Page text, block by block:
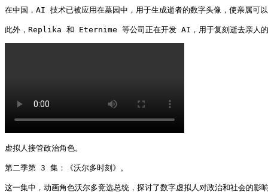
在中国，AI 技术已被应用在墓园中，用于生成逝者的数字头像，使亲属可
此外，Replika 和 Eternime 等公司正在开发 AI，用于复刻逝去亲人
虚拟人接管政治角色。
第二季第 3 集：《沃尔多时刻》。
这一集中，动画角色沃尔多竞选总统，探讨了数字虚拟人对政治和社会的影